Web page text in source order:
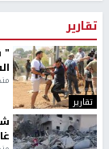
تقارير
تقارير
"
منذ 8